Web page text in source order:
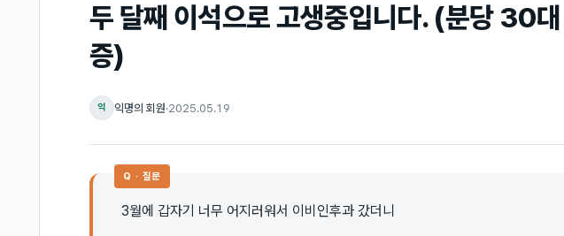
두 달째 이석으로 고생중입니다. (분당 30
증)
익 익명의 회원·2025.05.19
Q · 질문
3월에 갑자기 너무 어지러워서 이비인후과 갔더니